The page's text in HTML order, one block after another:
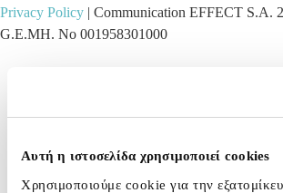
Αυτή η ιστοσελίδα χρησιμοποιεί cookies
Χρησιμοποιούμε cookie για την
Privacy Policy | Communication EFFECT S.A.
G.E.MH. No 001958301000
WHO WE
WHAT WE